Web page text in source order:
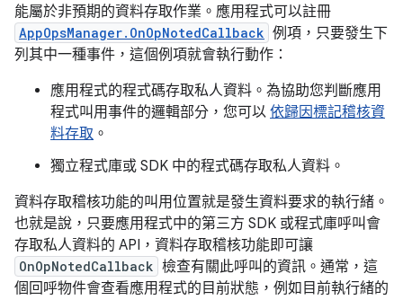
能屬於非預期的資料存取作業。應用程式可以註冊
AppOpsManager.OnOpNotedCallback 例項，只要發生下
列其中一種事件，這個例項就會執行動作：
應用程式的程式碼存取私人資料。為協助您判斷應用
程式叫用事件的邏輯部分，您可以 依歸因標記稽核資
料存取 。
獨立程式庫或 SDK 中的程式碼存取私人資料。
資料存取稽核功能的叫用位置就是發生資料要求的執行緒。
也就是說，只要應用程式中的第三方 SDK 或程式庫呼叫會
存取私人資料的 API，資料存取稽核功能即可讓
OnOpNotedCallback 檢查有關此呼叫的資訊。通常，這
個回呼物件會查看應用程式的目前狀態，例如目前執行緒的